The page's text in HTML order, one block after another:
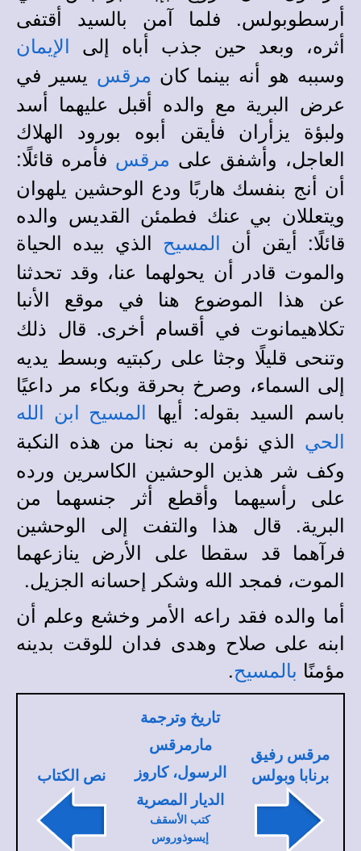
أرسطوبولس. فلما آمن بالسيد أقتفى
أثره، وبعد حين جذب أباه إلى
الإيمان
وسببه هو أنه بينما كان مرقس يسير في
عرض البرية مع والده أقبل عليهما أسد
ولبؤة يزأران فأيقن أبوه بورود الهلاك
العاجل، وأشفق على مرقس فأمره قائلًا:
أن أنج بنفسك هاربًا ودع الوحشين يلهوان
ويتعللان بي عنك فطمئن القديس والده
قائلًا: أيقن أن
المسيح
الذي بيده الحياة
والموت قادر أن يحولهما عنا، وقد تحدثنا
عن هذا الموضوع هنا في موقع الأنبا
تكلاهيمانوت في أقسام أخرى. قال ذلك
وتنحى قليلًا وجثا على ركبتيه وبسط يديه
إلى السماء، وصرخ بحرقة وبكاء مر داعيًا
باسم السيد بقوله: أيها
المسيح ابن الله
الحي الذي نؤمن به نجنا من هذه النكبة
وكف شر هذين الوحشين الكاسرين ورده
على رأسيهما وأقطع أثر جنسهما من
البرية. قال هذا والتفت إلى الوحشين
فرآهما قد سقطا على الأرض ينازعهما
الموت، فمجد الله وشكر إحسانه الجزيل.
أما والده فقد راعه الأمر وخشع وعلم أن
ابنه على صلاح وهدى فدان للوقت بدينه
مؤمنًا بالمسيح.
مرقس رفيق
برنابا وبولس
تاريخ وترجمة
مارمرقس
الرسول، كاروز
الديار المصرية
كتب الأسقف
إيسوذوروس
نص الكتاب